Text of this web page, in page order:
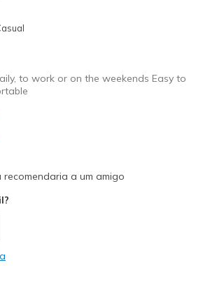
to work or on the weekends Easy to
recomendaria a um amigo